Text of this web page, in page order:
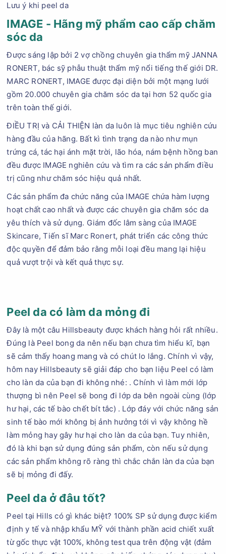
Lưu ý khi peel da
IMAGE - Hãng mỹ phẩm cao cấp chăm
sóc da
Được sáng lập bởi 2 vợ chồng chuyên gia thẩm mỹ JANNA
RONERT, bác sỹ phẫu thuật thẩm mỹ nổi tiếng thế giới DR.
MARC RONERT, IMAGE được đại diện bởi một mạng lưới
gồm 20.000 chuyên gia chăm sóc da tại hơn 52 quốc gia
trên toàn thế giới.
ĐIỀU TRỊ và CẢI THIỆN làn da luôn là mục tiêu nghiên cứu
hàng đầu của hãng. Bất kì tình trạng da nào như mụn
trứng cá, tác hại ánh mặt trời, lão hóa, nám bệnh hồng ban
đều được IMAGE nghiên cứu và tìm ra các sản phẩm điều
trị cũng như chăm sóc hiệu quả nhất.
Các sản phẩm đa chức năng của IMAGE chứa hàm lượng
hoạt chất cao nhất và được các chuyên gia chăm sóc da
yêu thích và sử dụng. Giám đốc lâm sàng của IMAGE
Skincare, Tiến sĩ Marc Ronert, phát triển các công thức
độc quyền để đảm bảo rằng mỗi loại đều mang lại hiệu
quả vượt trội và kết quả thực sự.
Peel da có làm da mỏng đi
Đây là một câu Hillsbeauty được khách hàng hỏi rất nhiều.
Đúng là Peel bong da nên nếu bạn chưa tìm hiểu kĩ, bạn
sẽ cảm thấy hoang mang và có chút lo lắng. Chính vì vậy,
hôm nay Hillsbeauty sẽ giải đáp cho bạn liệu Peel có làm
cho làn da của bạn đi không nhé: . Chính vì làm mới lớp
thượng bì nên Peel sẽ bong đi lớp da bên ngoài cùng (lớp
hư hại, các tế bào chết bít tắc) . Lớp đáy với chức năng sản
sinh tế bào mới không bị ảnh hưởng tới vì vậy không hề
làm mỏng hay gây hư hại cho làn da của bạn. Tuy nhiên,
đó là khi bạn sử dụng đúng sản phẩm, còn nếu sử dụng
các sản phẩm không rõ ràng thì chắc chắn làn da của bạn
sẽ bị mỏng đi đấy.
Peel da ở đâu tốt?
Peel tại Hills có gì khác biệt? 100% SP sử dụng được kiểm
định y tế và nhập khẩu MỸ với thành phần acid chiết xuất
từ gốc thực vật 100%, không test qua trên động vật (đảm